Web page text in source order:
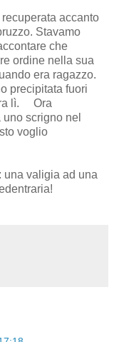
accanto
Stavamo
che
ordine nella sua
era ragazzo.
precipitata fuori
lì. Ora
scrigno nel
voglio
una valigia ad una